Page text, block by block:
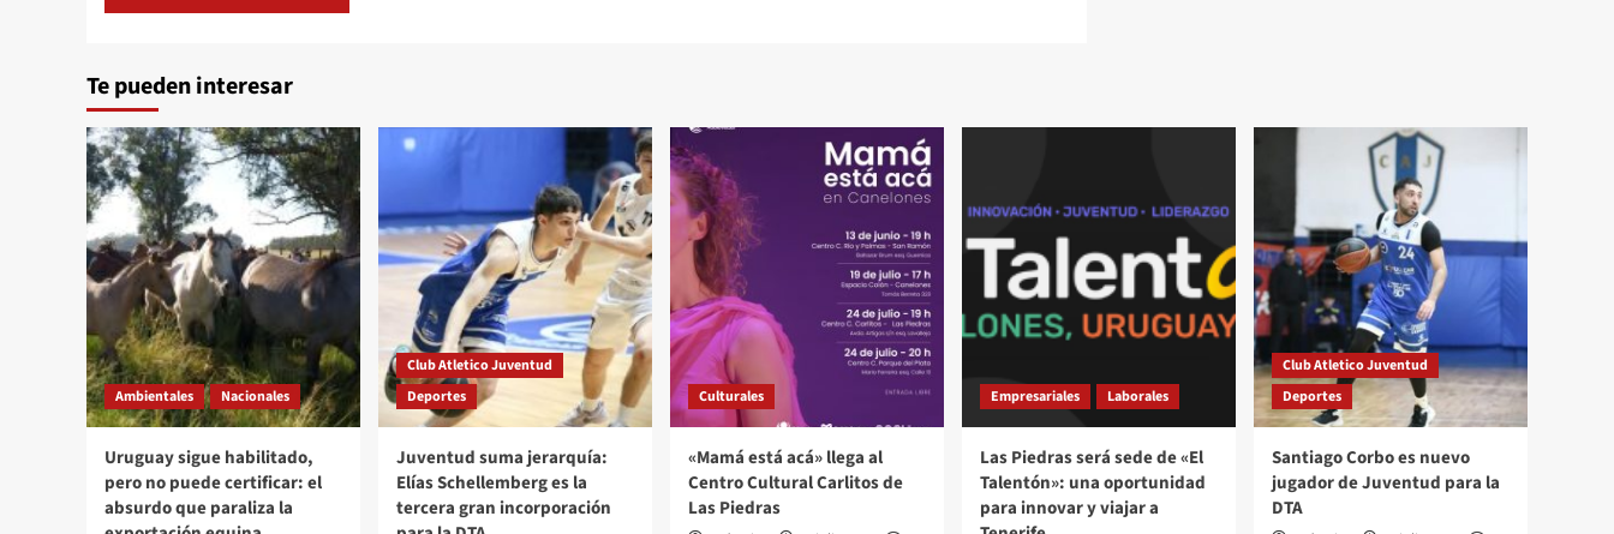
Te pueden interesar
Ambientales Nacionales
Uruguay sigue habilitado,
pero no puede certificar: el
absurdo que paraliza la
Club Atletico Juventud
Deportes
Juventud suma jerarquía:
Elías Schellemberg es la
tercera gran incorporación
Culturales
«Mamá está acá» llega al
Centro Cultural Carlitos de
Las Piedras
Empresariales Laborales
Las Piedras será sede de «El
Talentón»: una oportunidad
para innovar y viajar a
Club Atletico Juventud
Deportes
Santiago Corbo es nuevo
jugador de Juventud para la
DTA